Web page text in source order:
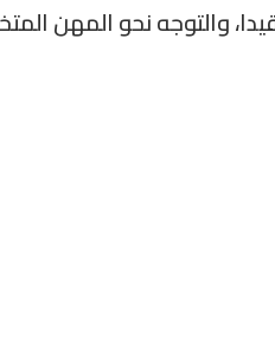
والتوجه نحو المهن